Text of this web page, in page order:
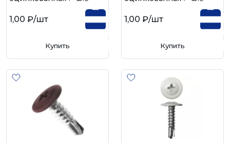
1,00 ₽/шт
Купить
1,00 ₽/шт
Купить